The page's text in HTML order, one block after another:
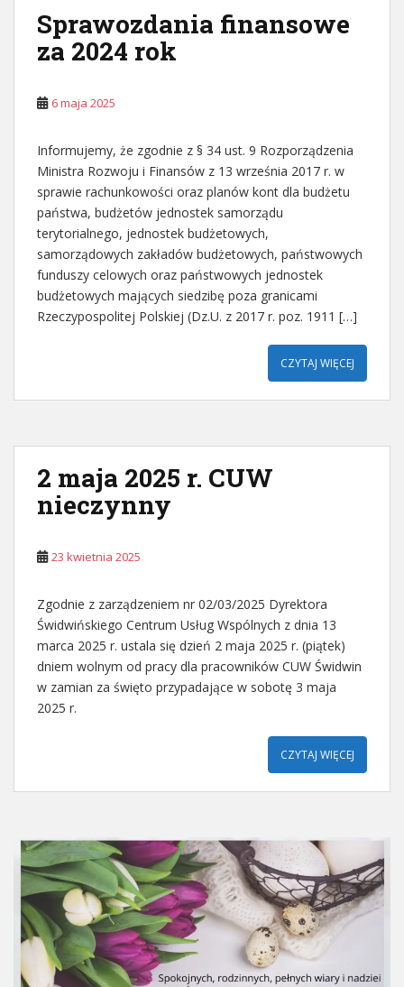
Sprawozdania finansowe
za 2024 rok
6 maja 2025
Informujemy, że zgodnie z § 34 ust. 9 Rozporządzenia
Ministra Rozwoju i Finansów z 13 września 2017 r. w
sprawie rachunkowości oraz planów kont dla budżetu
państwa, budżetów jednostek samorządu
terytorialnego, jednostek budżetowych,
samorządowych zakładów budżetowych, państwowych
funduszy celowych oraz państwowych jednostek
budżetowych mających siedzibę poza granicami
Rzeczypospolitej Polskiej (Dz.U. z 2017 r. poz. 1911 […]
CZYTAJ WIĘCEJ
2 maja 2025 r. CUW
nieczynny
23 kwietnia 2025
Zgodnie z zarządzeniem nr 02/03/2025 Dyrektora
Świdwińskiego Centrum Usług Wspólnych z dnia 13
marca 2025 r. ustala się dzień 2 maja 2025 r. (piątek)
dniem wolnym od pracy dla pracowników CUW Świdwin
w zamian za święto przypadające w sobotę 3 maja
2025 r.
CZYTAJ WIĘCEJ